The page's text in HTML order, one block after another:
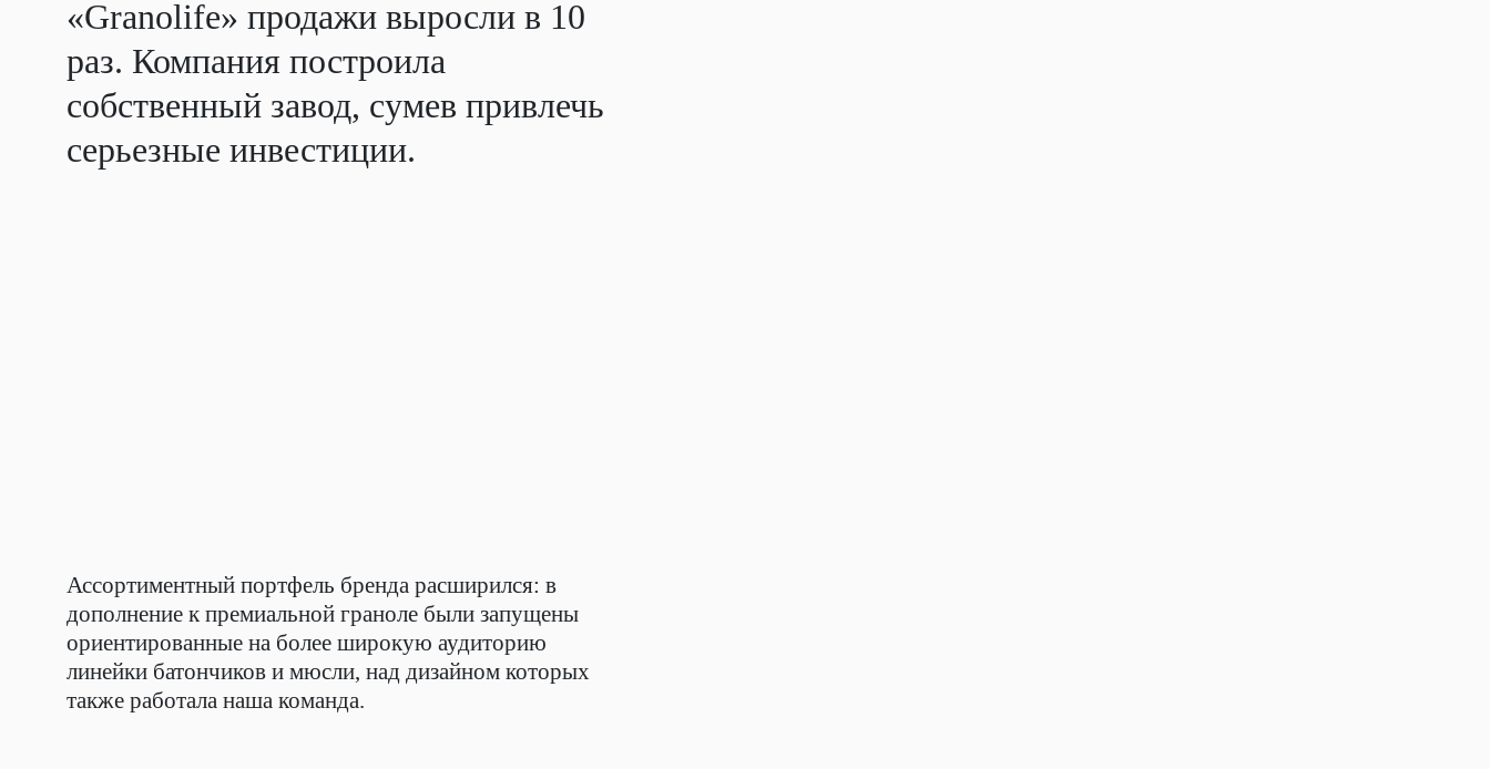
«Granolife» продажи выросли в 10
раз. Компания построила
собственный завод, сумев привлечь
серьезные инвестиции.
Ассортиментный портфель бренда расширился: в
дополнение к премиальной граноле были запущены
ориентированные на более широкую аудиторию
линейки батончиков и мюсли, над дизайном которых
также работала наша команда.